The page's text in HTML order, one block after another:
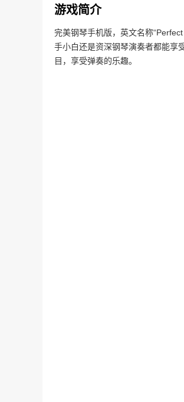
游戏简介
完美钢琴手机版，英文名称
手小白还是资深钢琴演奏者都能享
目，享受弹奏的乐趣。